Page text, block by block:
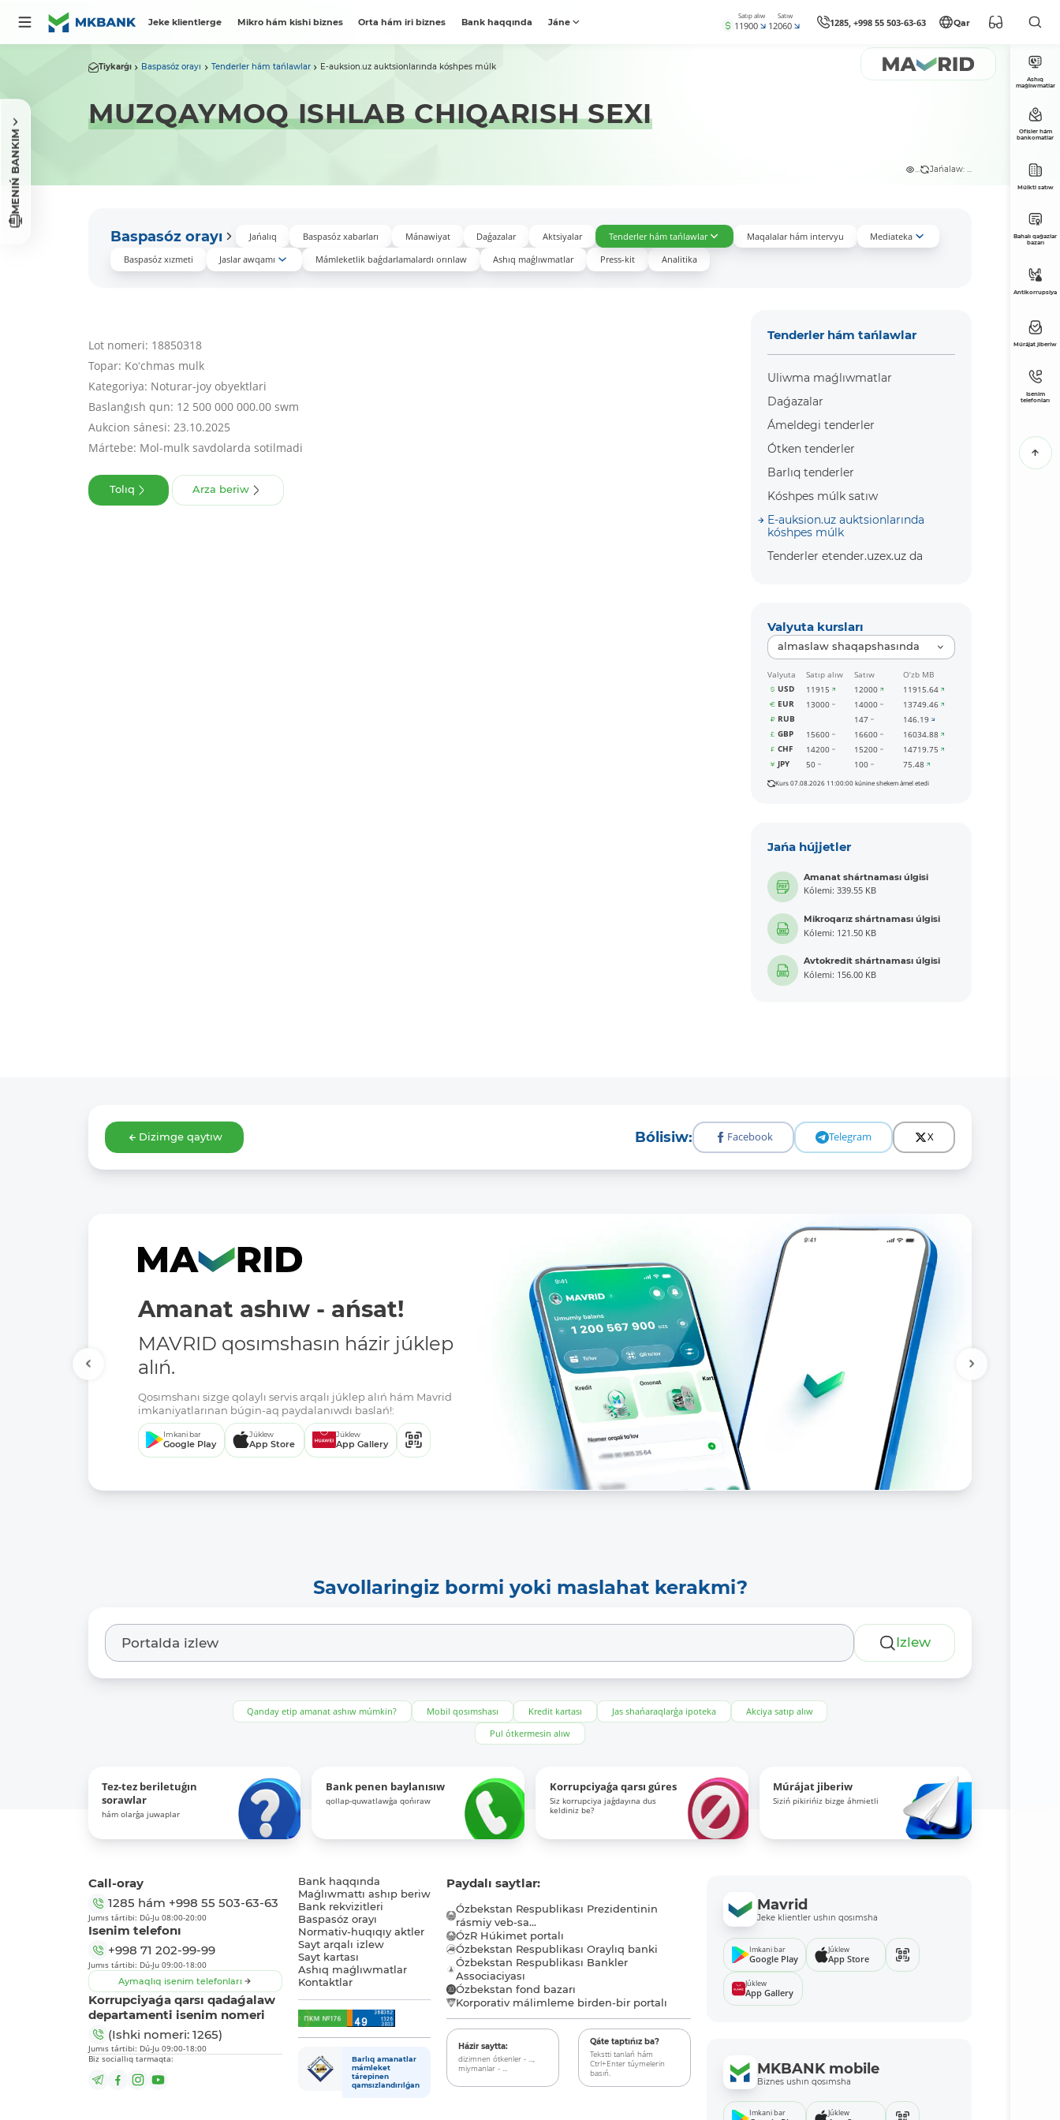
Jeke klientlerge Mikro hám kishi biznes Orta hám iri biznes Bank haqqında Jáne
Satıp alıw
11900
Satıw
12060 1285, +998 55 503-63-63 Qar
MENIŃ BANKIM
Tiykarǵı Baspasóz orayı Tenderler hám tańlawlar E-auksion.uz auktsionlarında kóshpes múlk
MUZQAYMOQ ISHLAB CHIQARISH SEXI
... Jańalaw: ...
Baspasóz orayı Jańalıq Baspasóz xabarları Mánawiyat Daǵazalar Aktsiyalar Tenderler hám tańlawlar Maqalalar hám intervyu
Mediateka
Baspasóz xızmeti
Jaslar awqamı Mámleketlik baǵdarlamalardı orınlaw Ashıq maǵlıwmatlar Press-kit Analitika
Lot nomeri: 18850318
Topar: Koʻchmas mulk
Kategoriya: Noturar-joy obyektlari
Baslanǵısh qun: 12 500 000 000.00 swm
Aukcion sánesi: 23.10.2025
Mártebe: Mol-mulk savdolarda sotilmadi
Tolıq Arza beriw
Tenderler hám tańlawlar
Uliwma maǵlıwmatlar
Daǵazalar
Ámeldegi tenderler
Ótken tenderler
Barlıq tenderler
Kóshpes múlk satıw
E-auksion.uz auktsionlarında
kóshpes múlk
Tenderler etender.uzex.uz da
Valyuta kursları
almaslaw shaqapshasında
Valyuta Satıp alıw Satıw
O‘zb MB
USD
11915 12000
11915.64
EUR
13000 14000
13749.46
RUB
147
146.19
GBP
15600 16600
16034.88
CHF
14200 15200
14719.75
JPY
50 100 75.48
Kurs 07.08.2026 11:00:00 kúnine shekem ámel etedi
Jańa hújjetler
Amanat shártnaması úlgisi
Kólemi: 339.55 KB
Mikroqarız shártnaması úlgisi
Kólemi: 121.50 KB
Avtokredit shártnaması úlgisi
Kólemi: 156.00 KB
Dizimge qaytıw Bólisiw: Facebook Telegram X
Amanat ashıw - ańsat!
MAVRID qosımshasın házir júklep
alıń.
Qosımshanı sizge qolaylı servis arqalı júklep alıń hám Mavrid
imkaniyatlarınan búgin-aq paydalanıwdı baslań!:
Imkani bar
Google Play
Júklew
App Store
Júklew
App Gallery
Savollaringiz bormi yoki maslahat kerakmi?
Izlew
Qanday etip amanat ashıw múmkin? Mobil qosımshası Kredit kartası Jas shańaraqlarǵa ipoteka
Akciya satıp alıw
Pul ótkermesin alıw
Tez-tez beriletuǵın
sorawlar
hám olarǵa juwaplar
Bank penen baylanısıw
qollap-quwatlawǵa qońıraw
Korrupciyaǵa qarsı gúres
Siz korrupciya jaǵdayına dus
keldiniz be?
Múrájat jiberiw
Siziń pikirińiz bizge áhmietli
Ashıq
maǵlıwmatlar
Ofisler hám
bankomatlar
Múlkti satıw
Bahalı qaǵazlar
bazarı
Antikorrupsiya
Múrájat jiberiw
Isenim
telefonları
Call-oray
1285 hám +998 55 503-63-63
Jumıs tártibi: Dú-Ju 08:00-20:00
Isenim telefonı
+998 71 202-99-99
Jumıs tártibi: Dú-Ju 09:00-18:00
Aymaqlıq isenim telefonları
Korrupciyaǵa qarsı qadaǵalaw
departamenti isenim nomeri
(Ishki nomeri: 1265)
Jumıs tártibi: Dú-Ju 09:00-18:00
Biz sociallıq tarmaqta:
Bank haqqında
Maǵlıwmattı ashıp beriw
Bank rekvizitleri
Baspasóz orayı
Normativ-huqıqıy aktler
Sayt arqalı izlew
Sayt kartası
Ashıq maǵlıwmatlar
Kontaktlar
Barlıq amanatlar
mámleket
tárepinen
qamsızlandırılǵan
Paydalı saytlar:
Ózbekstan Respublikası Prezidentinin
rásmiy veb-sa...
ÓzR Húkimet portalı
Ózbekstan Respublikası Oraylıq banki
Ózbekstan Respublikası Bankler
Associaciyası
Ózbekstan fond bazarı
Korporativ málimleme birden-bir portalı
Házir saytta:
dizimnen ótkenler - ...,
miymanlar - ...
Qáte taptıńız ba?
Tekstti tanlań hám
Ctrl+Enter túymelerin
basıń.
Mavrid
Jeke klientler ushın qosımsha
Imkani bar
Google Play
Júklew
App Store
Júklew
App Gallery
MKBANK mobile
Biznes ushın qosımsha
Imkani bar Júklew